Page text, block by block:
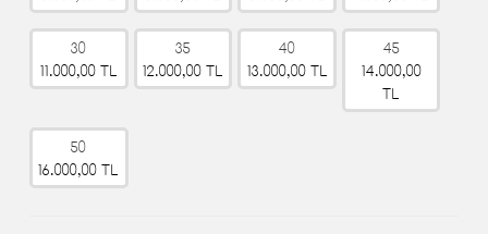
30
11.000,00 TL
35
12.000,00 TL
40
13.000,00 TL
45
14.000,00
TL
50
16.000,00 TL